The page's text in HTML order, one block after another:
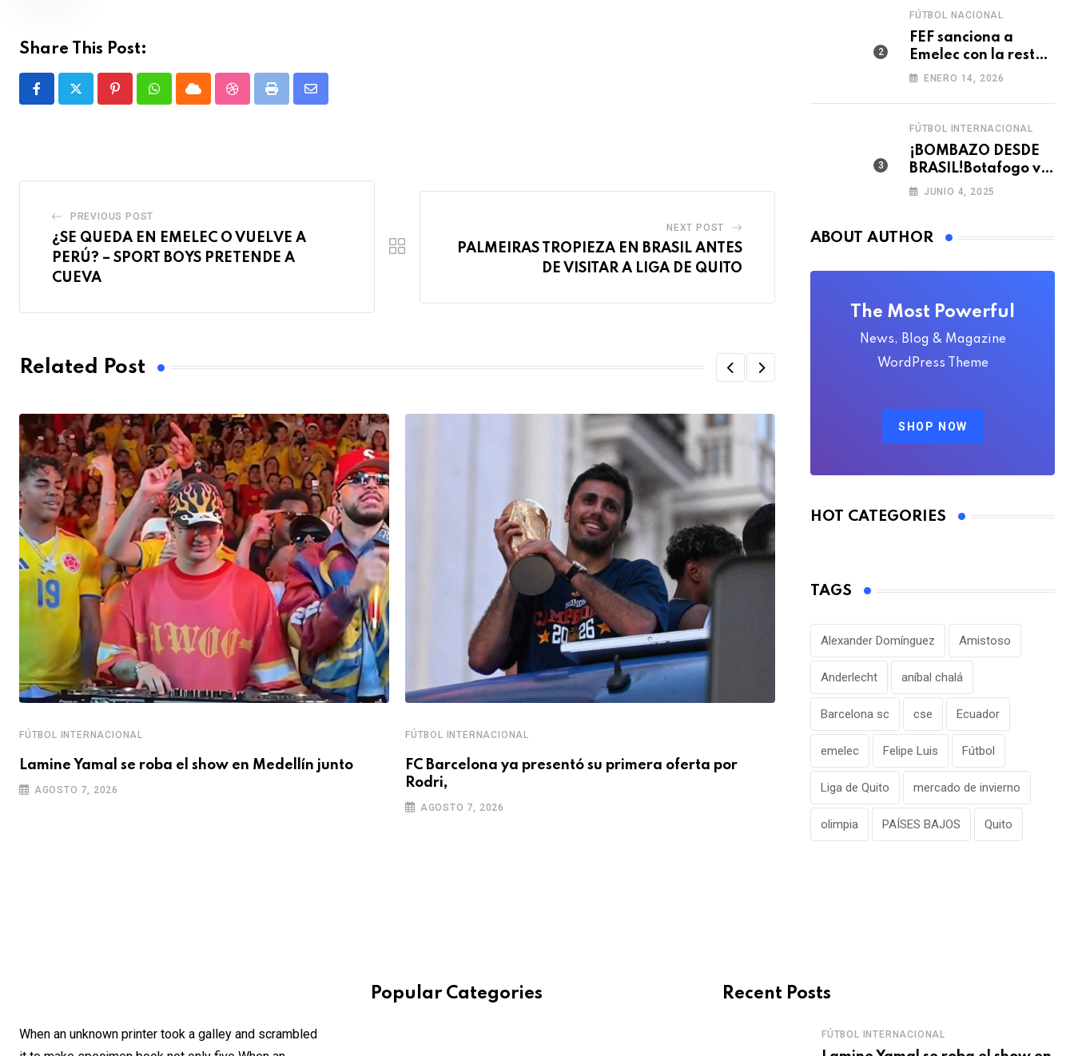
Share This Post:
PinterestWhatsappCloud StumbleUpon
Print
Share
PREVIOUS POST
¿SE QUEDA EN EMELEC O VUELVE A
PERÚ? – SPORT BOYS PRETENDE A
CUEVA
NEXT POST
PALMEIRAS TROPIEZA EN BRASIL ANTES
DE VISITAR A LIGA DE QUITO
Related Post
FÚTBOL INTERNACIONAL
Lamine Yamal se roba el show en Medellín junto
AGOSTO 7, 2026
FÚTBOL INTERNACIONAL
FC Barcelona ya presentó su primera oferta por
Rodri,
AGOSTO 7, 2026
FÚTBOL INTERNACIONAL
Alejandro Domínguez defiende la
Infantino en medio
AGOSTO 7, 2026
FÚTBOL NACIONAL
FEF sanciona a
Emelec con la resta
de tres puntos para
ENERO 14, 2026
FÚTBOL INTERNACIONAL
¡BOMBAZO DESDE
BRASIL!Botafogo va
con TODO por el
JUNIO 4, 2025
ABOUT AUTHOR
The Most Powerful
News, Blog & Magazine
WordPress Theme
SHOP NOW
HOT CATEGORIES
TAGS
Alexander Domínguez Amistoso
Anderlecht aníbal chalá
Barcelona sc cse Ecuador
emelec Felipe Luis Fútbol
Liga de Quito mercado de invierno
olimpia PAÍSES BAJOS Quito
When an unknown printer took a galley and scrambled
Popular Categories Recent Posts
FÚTBOL INTERNACIONAL